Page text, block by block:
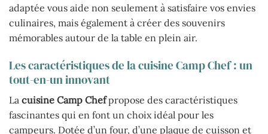
adaptée vous aide non seulement à satisfaire vos envies
culinaires, mais également à créer des souvenirs
mémorables autour de la table en plein air.
Les caractéristiques de la cuisine Camp Chef : un
tout-en-un innovant
La cuisine Camp Chefpropose des caractéristiques
fascinantes qui en font un choix idéal pour les
campeurs. Dotée d’un four, d’une plaque de cuisson et